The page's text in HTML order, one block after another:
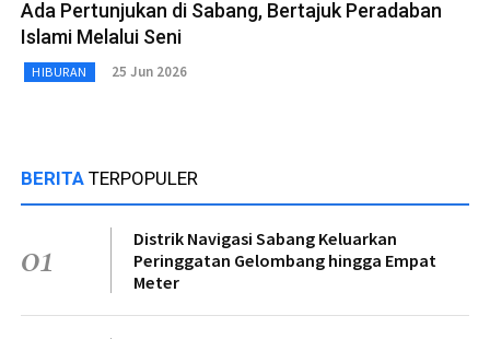
Ada Pertunjukan di Sabang, Bertajuk Peradaban
Islami Melalui Seni
HIBURAN 25 Jun 2026
BERITA TERPOPULER
01
Distrik Navigasi Sabang Keluarkan
Peringgatan Gelombang hingga Empat
Meter